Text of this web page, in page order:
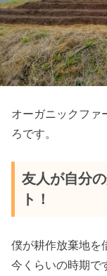
オーガニックファ
ろです。
友人が自分
ト！
僕が耕作放棄地を
今くらいの時期で